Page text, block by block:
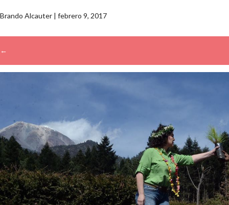
Brando Alcauter | febrero 9, 2017
←